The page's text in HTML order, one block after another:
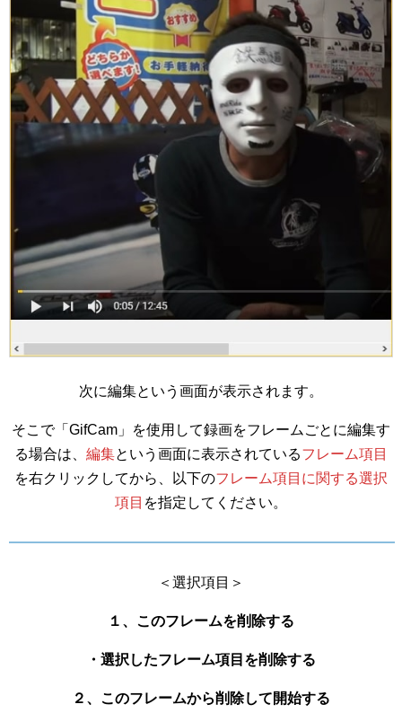
次に編集という画面が表示されます。
そこで「GifCam」を使用して録画をフレームごとに編集す
る場合は、 編集という画面に表示されているフレーム項目
を右クリックしてから、以下のフレーム項目に関する選択
項目 を指定してください。
＜選択項目＞
１、このフレームを削除する
・選択したフレーム項目を削除する
２、このフレームから削除して開始する